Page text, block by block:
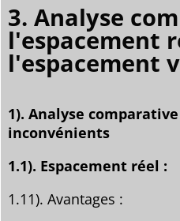
3. Analyse
l'espacement
l'espacement
1). Analyse
inconvénients
1.1). Espacement réel :
1.11). Avantages :